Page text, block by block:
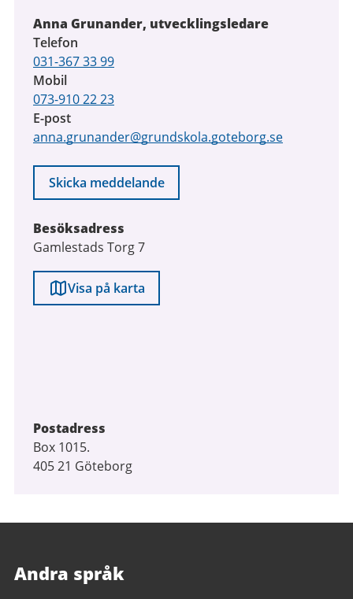
Anna Grunander, utvecklingsledare
Telefon
031-367 33 99
Mobil
073-910 22 23
E-post
anna.grunander@grundskola.goteborg.se
Skicka meddelande
Besöksadress
Gamlestads Torg 7
Visa på karta
Postadress
Box 1015.
405 21 Göteborg
Andra språk